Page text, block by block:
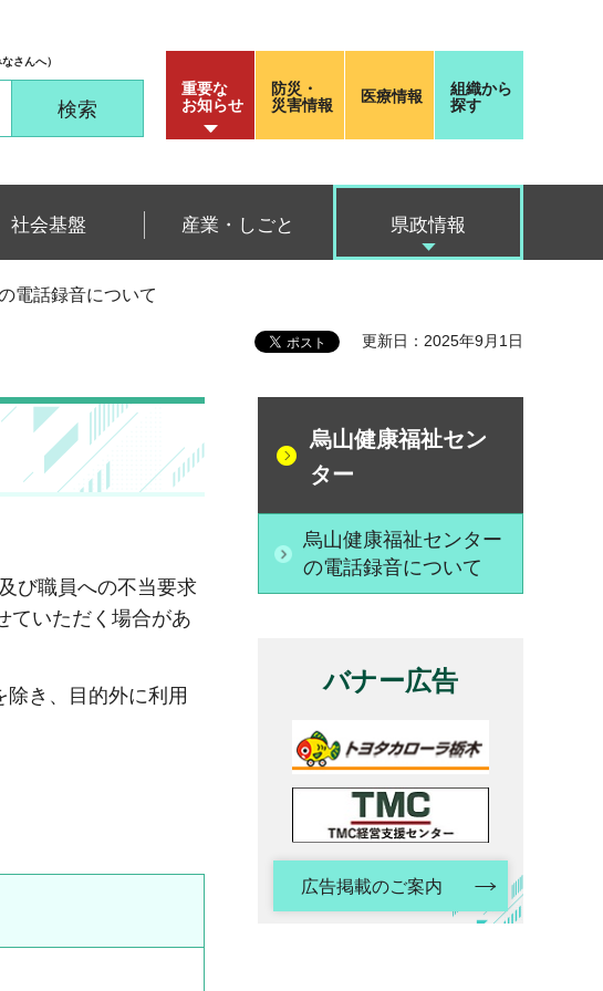
さんへ）
重要な
お知らせ
防災・
災害情報
医療情報
組織から
探す
社会基盤 産業・しごと 県政情報
電話録音について
更新日：2025年9月1日
び職員への不当要求
ていただく場合があ
き、目的外に利用
烏山健康福祉セン
ター
烏山健康福祉センター
の電話録音について
バナー広告
広告掲載のご案内